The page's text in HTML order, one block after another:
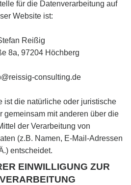
für die Datenverarbeitung auf
Website ist:
Reißig
8a, 97204 Höchberg
consulting.de
ist die natürliche oder juristische
gemeinsam mit anderen über die
der Verarbeitung von
(z.B. Namen, E-Mail-Adressen
entscheidet.
EINWILLIGUNG ZUR